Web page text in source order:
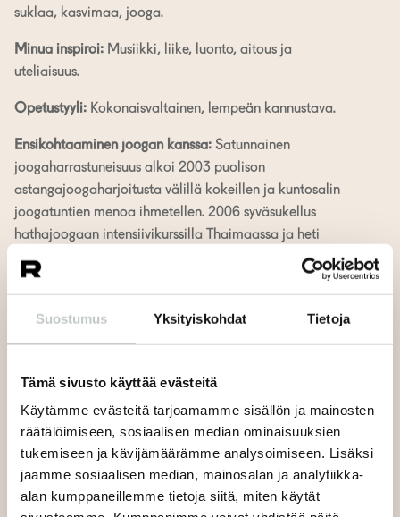
Suostumus Yksityiskohdat Tietoja
Tämä sivusto käyttää evästeitä
Käytämme evästeitä tarjoamamme sisällön ja mainosten
räätälöimiseen, sosiaalisen median ominaisuuksien
tukemiseen ja kävijämäärämme analysoimiseen. Lisäksi
jaamme sosiaalisen median, mainosalan ja analytiikka-
alan kumppaneillemme tietoja siitä, miten käytät
suklaa, kasvimaa, jooga.
Minua inspiroi: Musiikki, liike, luonto, aitous ja
uteliaisuus.
Opetustyyli: Kokonaisvaltainen, lempeän kannustava.
Ensikohtaaminen joogan kanssa: Satunnainen
joogaharrastuneisuus alkoi 2003 puolison
astangajoogaharjoitusta välillä kokeillen ja kuntosalin
joogatuntien menoa ihmetellen. 2006 syväsukellus
hathajoogaan intensiivikurssilla Thaimaassa ja heti
perään astangajoogakurssi Tampereella juurruttivat
joogan päivittäiseen elämääni ja lähettivät matkalle,
Anna Lammivaara
on joogaohjaaja, psykofyysinen
Annan matkassa 2000-luvun alusta saakka ja vuodesta
2013 saakka hän on saanut onnekkaasti ohjata joogaa
Ohjauksessaan Annalle on keskeistä tarjota turvallinen,